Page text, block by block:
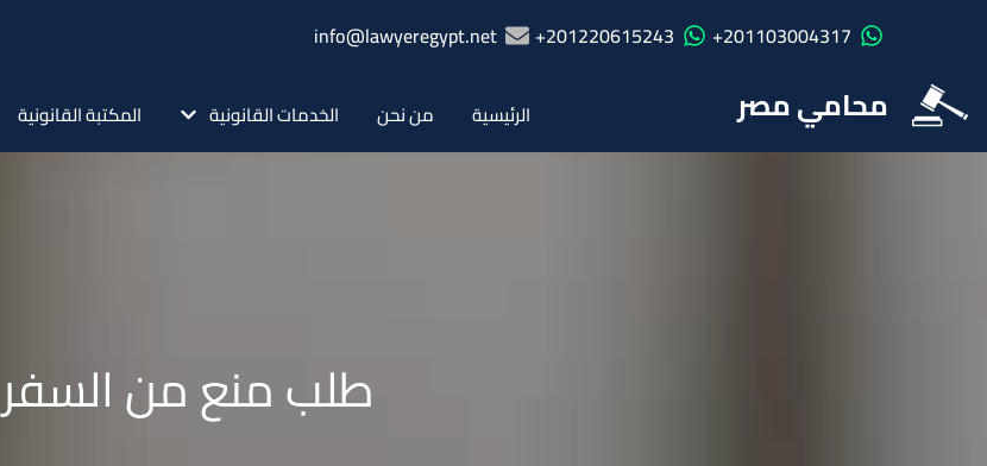
201103004317+
201220615243+
info@lawyeregypt.net
محامي مصر الرئيسية من نحن الخدمات القانونية المكتبة القانونية
طلب منع من السفر